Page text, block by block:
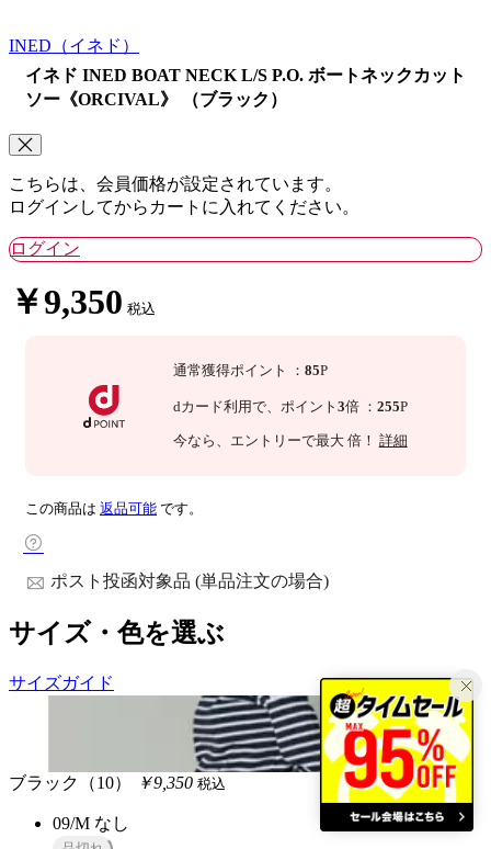
INED （イネド）
イネド INED BOAT NECK L/S P.O. ボートネックカット
ソー《ORCIVAL》 （ブラック）
こちらは、会員価格が設定されています。
ログインしてからカートに入れてください。
ログイン
￥9,350 税込
通常獲得ポイント ： 85P
dカード利用で、 ポイント 3倍 ： 255P
今なら 、エントリーで最大 倍！ 詳細
この商品は 返品可能 です。
ポスト投函対象品 (単品注文の場合)
サイズ・色を選ぶ
サイズガイド
ブラック（10） ￥9,350 税込
09/M なし